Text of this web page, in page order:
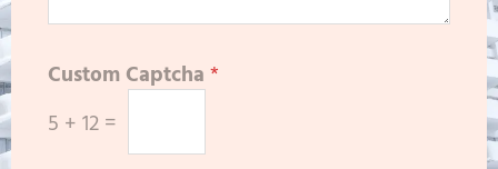
Custom Captcha *
5 + 12 =